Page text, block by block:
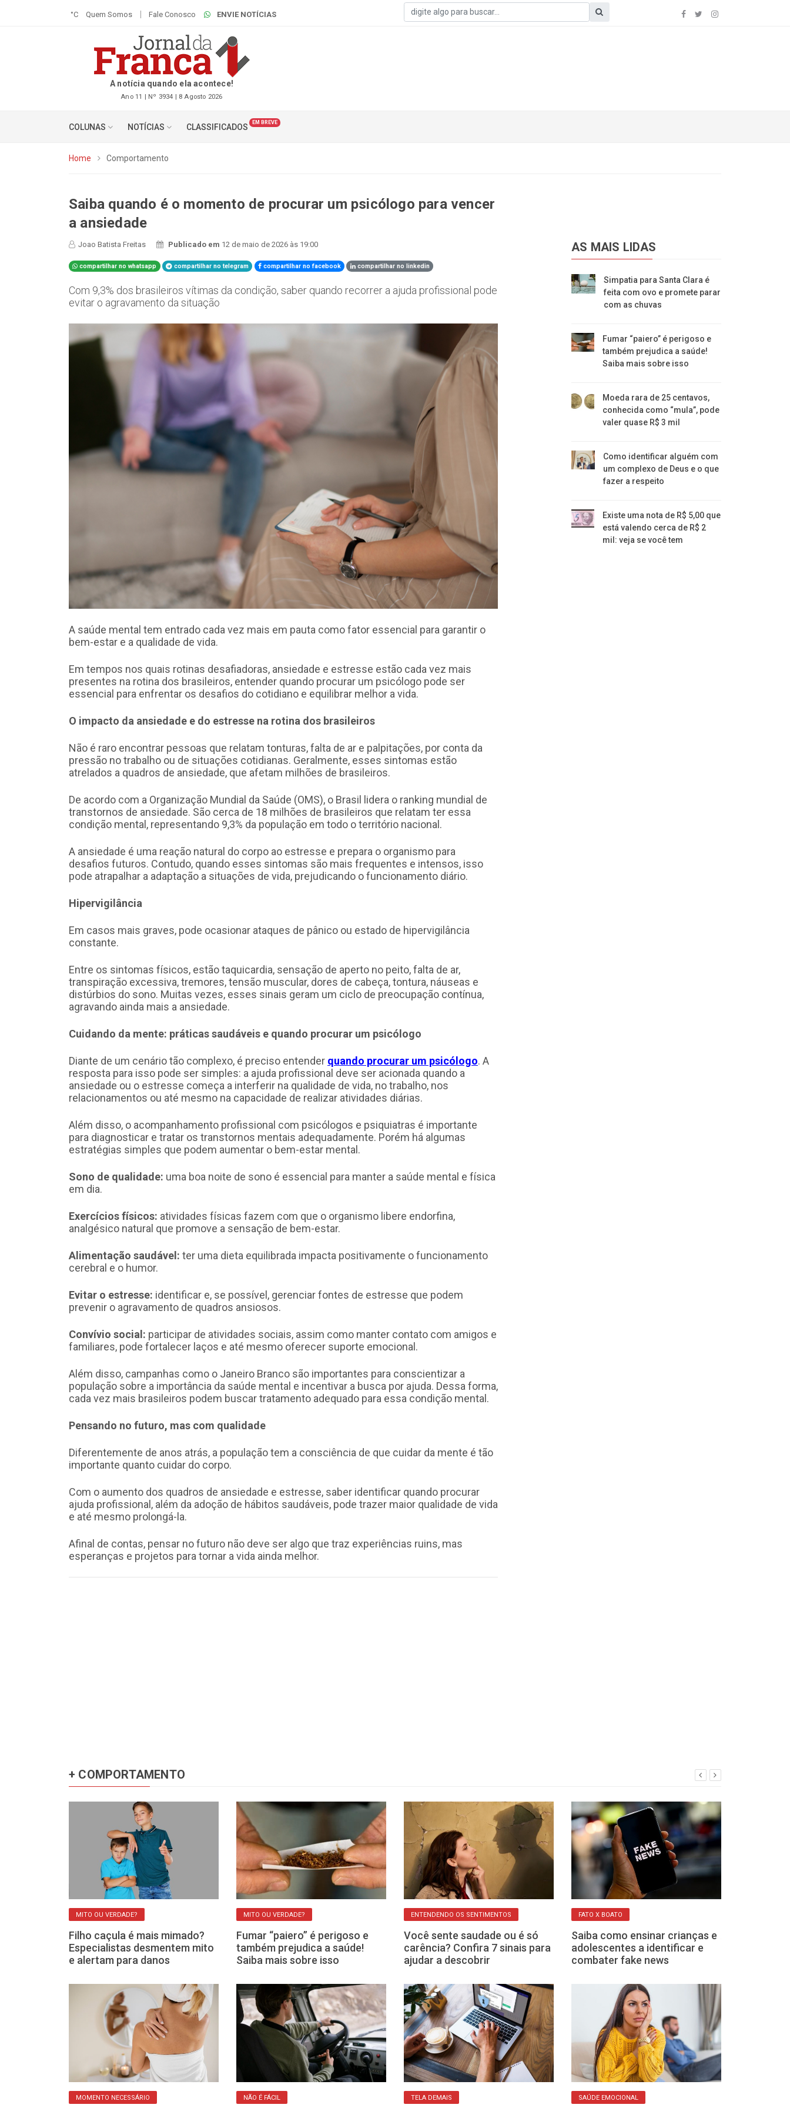
°C Quem Somos Fale Conosco ENVIE NOTÍCIAS
A notícia quando ela acontece!
Ano 11 | Nº 3934 | 8 Agosto 2026
COLUNAS NOTÍCIAS CLASSIFICADOS EM BREVE
Home Comportamento
Saiba quando é o momento de procurar um psicólogo para vencer
a ansiedade
Joao Batista Freitas Publicado em 12 de maio de 2026 às 19:00
compartilhar no whatsapp compartilhar no telegram compartilhar no facebook compartilhar no linkedin
Com 9,3% dos brasileiros vítimas da condição, saber quando recorrer a ajuda profissional pode
evitar o agravamento da situação
A saúde mental tem entrado cada vez mais em pauta como fator essencial para garantir o
bem-estar e a qualidade de vida.
Em tempos nos quais rotinas desafiadoras, ansiedade e estresse estão cada vez mais
presentes na rotina dos brasileiros, entender quando procurar um psicólogo pode ser
essencial para enfrentar os desafios do cotidiano e equilibrar melhor a vida.
O impacto da ansiedade e do estresse na rotina dos brasileiros
Não é raro encontrar pessoas que relatam tonturas, falta de ar e palpitações, por conta da
pressão no trabalho ou de situações cotidianas. Geralmente, esses sintomas estão
atrelados a quadros de ansiedade, que afetam milhões de brasileiros.
De acordo com a Organização Mundial da Saúde (OMS), o Brasil lidera o ranking mundial de
transtornos de ansiedade. São cerca de 18 milhões de brasileiros que relatam ter essa
condição mental, representando 9,3% da população em todo o território nacional.
A ansiedade é uma reação natural do corpo ao estresse e prepara o organismo para
desafios futuros. Contudo, quando esses sintomas são mais frequentes e intensos, isso
pode atrapalhar a adaptação a situações de vida, prejudicando o funcionamento diário.
Hipervigilância
Em casos mais graves, pode ocasionar ataques de pânico ou estado de hipervigilância
constante.
Entre os sintomas físicos, estão taquicardia, sensação de aperto no peito, falta de ar,
transpiração excessiva, tremores, tensão muscular, dores de cabeça, tontura, náuseas e
distúrbios do sono. Muitas vezes, esses sinais geram um ciclo de preocupação contínua,
agravando ainda mais a ansiedade.
Cuidando da mente: práticas saudáveis e quando procurar um psicólogo
Diante de um cenário tão complexo, é preciso entender quando procurar um psicólogo. A
resposta para isso pode ser simples: a ajuda profissional deve ser acionada quando a
ansiedade ou o estresse começa a interferir na qualidade de vida, no trabalho, nos
relacionamentos ou até mesmo na capacidade de realizar atividades diárias.
Além disso, o acompanhamento profissional com psicólogos e psiquiatras é importante
para diagnosticar e tratar os transtornos mentais adequadamente. Porém há algumas
estratégias simples que podem aumentar o bem-estar mental.
Sono de qualidade: uma boa noite de sono é essencial para manter a saúde mental e física
em dia.
Exercícios físicos: atividades físicas fazem com que o organismo libere endorfina,
analgésico natural que promove a sensação de bem-estar.
Alimentação saudável: ter uma dieta equilibrada impacta positivamente o funcionamento
cerebral e o humor.
Evitar o estresse: identificar e, se possível, gerenciar fontes de estresse que podem
prevenir o agravamento de quadros ansiosos.
Convívio social: participar de atividades sociais, assim como manter contato com amigos e
familiares, pode fortalecer laços e até mesmo oferecer suporte emocional.
Além disso, campanhas como o Janeiro Branco são importantes para conscientizar a
população sobre a importância da saúde mental e incentivar a busca por ajuda. Dessa forma,
cada vez mais brasileiros podem buscar tratamento adequado para essa condição mental.
Pensando no futuro, mas com qualidade
Diferentemente de anos atrás, a população tem a consciência de que cuidar da mente é tão
importante quanto cuidar do corpo.
Com o aumento dos quadros de ansiedade e estresse, saber identificar quando procurar
ajuda profissional, além da adoção de hábitos saudáveis, pode trazer maior qualidade de vida
e até mesmo prolongá-la.
Afinal de contas, pensar no futuro não deve ser algo que traz experiências ruins, mas
esperanças e projetos para tornar a vida ainda melhor.
AS MAIS LIDAS
Simpatia para Santa Clara é
feita com ovo e promete parar
com as chuvas
Fumar “paiero” é perigoso e
também prejudica a saúde!
Saiba mais sobre isso
Moeda rara de 25 centavos,
conhecida como “mula”, pode
valer quase R$ 3 mil
Como identificar alguém com
um complexo de Deus e o que
fazer a respeito
Existe uma nota de R$ 5,00 que
está valendo cerca de R$ 2
mil: veja se você tem
+ COMPORTAMENTO
MITO OU VERDADE?
Filho caçula é mais mimado?
Especialistas desmentem mito
e alertam para danos
MITO OU VERDADE?
Fumar “paiero” é perigoso e
também prejudica a saúde!
Saiba mais sobre isso
ENTENDENDO OS SENTIMENTOS
Você sente saudade ou é só
carência? Confira 7 sinais para
ajudar a descobrir
FATO X BOATO
Saiba como ensinar crianças e
adolescentes a identificar e
combater fake news
MOMENTO NECESSÁRIO NÃO É FÁCIL TELA DEMAIS SAÚDE EMOCIONAL